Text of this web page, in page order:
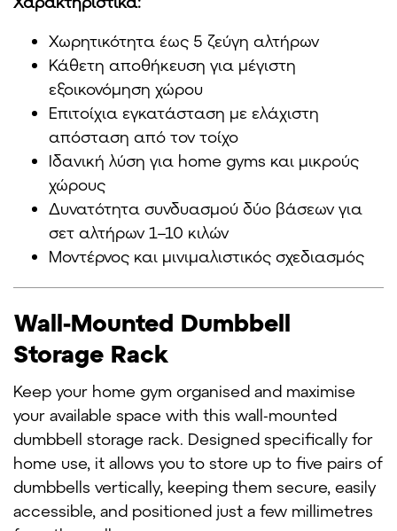
Χωρητικότητα έως 5 ζεύγη αλτήρων
Κάθετη αποθήκευση για μέγιστη
εξοικονόμηση χώρου
Επιτοίχια εγκατάσταση με ελάχιστη
απόσταση από τον τοίχο
Ιδανική λύση για home gyms και μικρούς
χώρους
Δυνατότητα συνδυασμού δύο βάσεων για
σετ αλτήρων 1–10 κιλών
Μοντέρνος και μινιμαλιστικός σχεδιασμός
Wall-Mounted Dumbbell
Storage Rack
Keep your home gym organised and maximise
your available space with this wall-mounted
dumbbell storage rack. Designed specifically for
home use, it allows you to store up to five pairs of
dumbbells vertically, keeping them secure, easily
accessible, and positioned just a few millimetres